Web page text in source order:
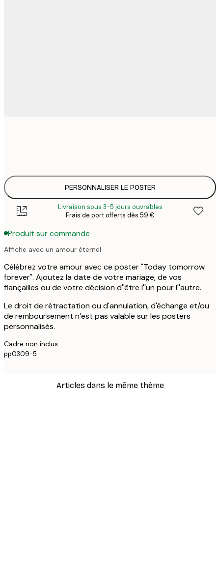
PERSONNALISER LE POSTER
Livraison sous 3-5 jours ouvrables
Frais de port offerts dès 59 €
Produit sur commande
Affiche avec un amour éternel
Célébrez votre amour avec ce poster "Today tomorrow
forever". Ajoutez la date de votre mariage, de vos
fiançailles ou de votre décision d''être l''un pour l''autre.
Le droit de rétractation ou d'annulation, d'échange et/ou
de remboursement n’est pas valable sur les posters
personnalisés.
Cadre non inclus.
pp0309-5
Articles dans le même thème